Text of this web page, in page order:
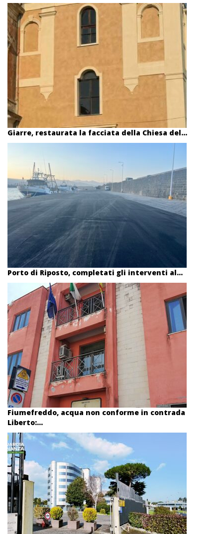
Giarre, restaurata la facciata della Chiesa del...
Porto di Riposto, completati gli interventi al...
Fiumefreddo, acqua non conforme in contrada
Liberto:...